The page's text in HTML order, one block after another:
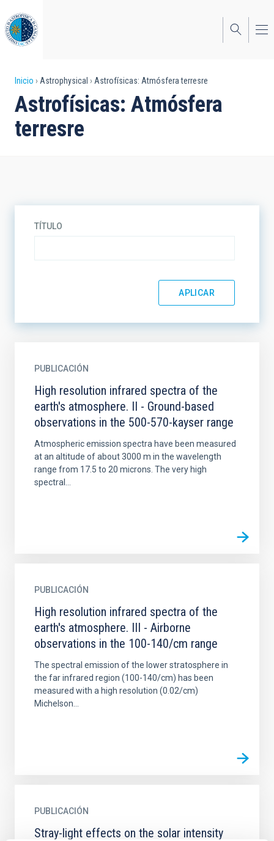
al
contenido
principal
Sobrescribir
enlaces
de
Inicio Astrophysical Astrofísicas: Atmósfera terresre
Astrofísicas: Atmósfera
terresre
TÍTULO
PUBLICACIÓN
High resolution infrared spectra of the
earth's atmosphere. II - Ground-based
observations in the 500-570-kayser range
Atmospheric emission spectra have been measured
at an altitude of about 3000 m in the wavelength
range from 17.5 to 20 microns. The very high
spectral...
PUBLICACIÓN
High resolution infrared spectra of the
earth's atmosphere. III - Airborne
observations in the 100-140/cm range
The spectral emission of the lower stratosphere in
the far infrared region (100-140/cm) has been
measured with a high resolution (0.02/cm)
Michelson...
PUBLICACIÓN
Stray-light effects on the solar intensity